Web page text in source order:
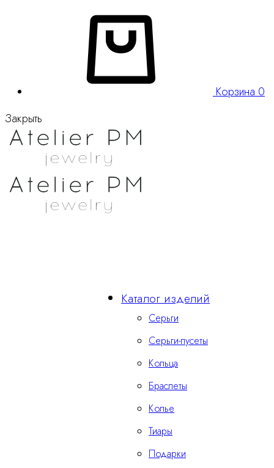
Корзина 0
Закрыть
Каталог изделий
Серьги
Серьги-пусеты
Кольца
Браслеты
Колье
Тиары
Подарки